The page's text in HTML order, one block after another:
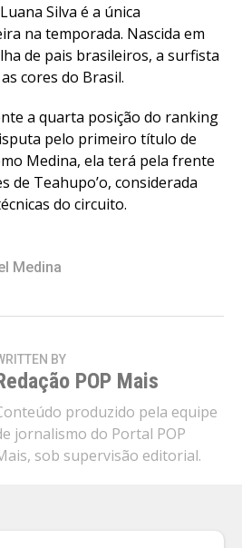
Silva é a única
na temporada. Nascida em
de pais brasileiros, a surfista
cores do Brasil.
a quarta posição do ranking
pelo primeiro título de
Medina, ela terá pela frente
de Teahupo’o, considerada
do circuito.
Medina
BY
POP Mais
produzido pela equipe
jornalismo do Portal POP
sob supervisão editorial.